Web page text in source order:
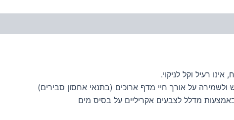
רעיל וקל לניקוי.
על אורך חיי מדף ארוכים (בתנאי אחסון סבירים)